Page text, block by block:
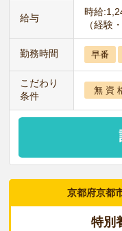
給与
時給
（経験
勤務時間 早番
こだわり
条件
無 資
京都府京都
特別